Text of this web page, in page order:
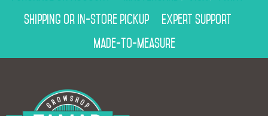
Shipping or in-store pickup
Expert support
Made-to-measure